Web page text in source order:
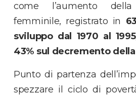
come l’aumento della
femminile, registrato in
sviluppo dal 1970 al 1995
43% sul decremento
Punto di partenza
spezzare il ciclo di